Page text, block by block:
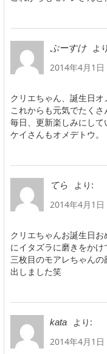
ぷーすけ
よ
2014年4月1
クリエちゃん、誕生日オ
これからも元気でたく
毎日、更新楽しみにして
ケイさんもオメデトウ。
てら
より:
2014年4月1
クリエちゃんお誕生日
にイタズラに磨きをかけ
三枚目のモアレちゃん
出しました笑
kata
より:
2014年4月1